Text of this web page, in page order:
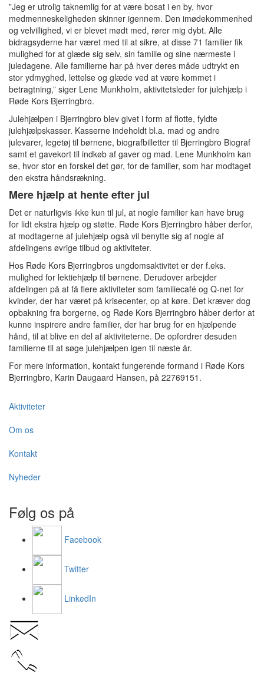
”Jeg er utrolig taknemlig for at være bosat i en by, hvor
medmenneskeligheden skinner igennem. Den imødekommenhed
og velvillighed, vi er blevet mødt med, rører mig dybt. Alle
bidragsyderne har været med til at sikre, at disse 71 familier fik
mulighed for at glæde sig selv, sin familie og sine nærmeste i
juledagene. Alle familierne har på hver deres måde udtrykt en
stor ydmyghed, lettelse og glæde ved at være kommet i
betragtning,” siger Lene Munkholm, aktivitetsleder for julehjælp i
Røde Kors Bjerringbro.
Julehjælpen i Bjerringbro blev givet i form af flotte, fyldte
julehjælpskasser. Kasserne indeholdt bl.a. mad og andre
julevarer, legetøj til børnene, biografbilletter til Bjerringbro Biograf
samt et gavekort til indkøb af gaver og mad. Lene Munkholm kan
se, hvor stor en forskel det gør, for de familier, som har modtaget
den ekstra håndsrækning.
Mere hjælp at hente efter jul
Det er naturligvis ikke kun til jul, at nogle familier kan have brug
for lidt ekstra hjælp og støtte. Røde Kors Bjerringbro håber derfor,
at modtagerne af julehjælp også vil benytte sig af nogle af
afdelingens øvrige tilbud og aktiviteter.
Hos Røde Kors Bjerringbros ungdomsaktivitet er der f.eks.
mulighed for lektiehjælp til børnene. Derudover arbejder
afdelingen på at få flere aktiviteter som familiecafé og Q-net for
kvinder, der har været på krisecenter, op at køre. Det kræver dog
opbakning fra borgerne, og Røde Kors Bjerringbro håber derfor at
kunne inspirere andre familier, der har brug for en hjælpende
hånd, til at blive en del af aktiviteterne. De opfordrer desuden
familierne til at søge julehjælpen igen til næste år.
For mere information, kontakt fungerende formand i Røde Kors
Bjerringbro, Karin Daugaard Hansen, på 22769151.
Aktiviteter
Om os
Kontakt
Nyheder
Følg os på
Facebook
Twitter
LinkedIn